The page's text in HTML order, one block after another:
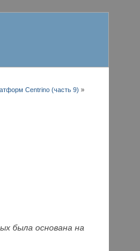
Centrino (часть 9) »
была основана на